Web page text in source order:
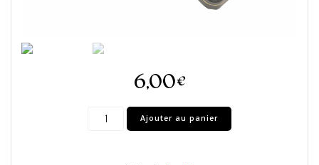
6,00€
quantité
Ajouter au panier